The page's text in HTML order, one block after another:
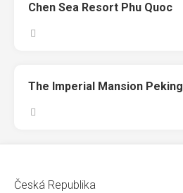
Chen Sea Resort Phu Quoc
The Imperial Mansion Peking
Česká Republika